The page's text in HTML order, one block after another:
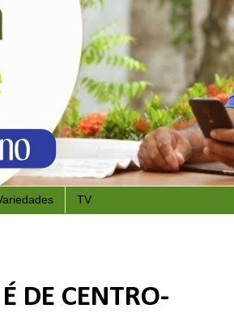
TV
DE CENTRO-